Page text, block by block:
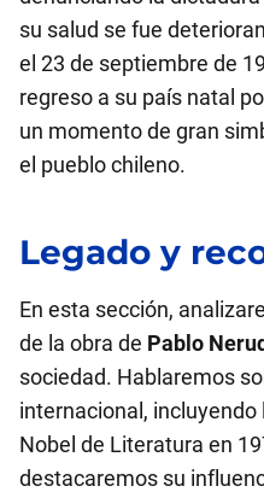
su salud se fue
el 23 de septiembre de
regreso a su país natal
un momento de gran
el pueblo chileno.
Legado y
En esta sección,
de la obra de Pablo
sociedad. Hablaremos
internacional,
Nobel de Literatura en
destacaremos su